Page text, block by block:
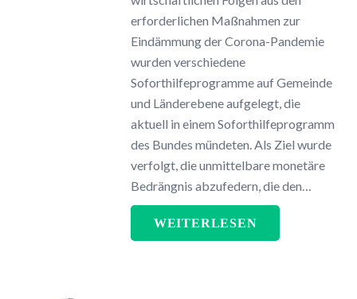
erforderlichen Maßnahmen zur
Eindämmung der Corona-Pandemie
wurden verschiedene
Soforthilfeprogramme auf Gemeinde
und Länderebene aufgelegt, die
aktuell in einem Soforthilfeprogramm
des Bundes mündeten. Als Ziel wurde
verfolgt, die unmittelbare monetäre
Bedrängnis abzufedern, die den…
WEITERLESEN